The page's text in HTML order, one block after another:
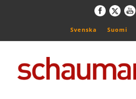
Svenska Suomi